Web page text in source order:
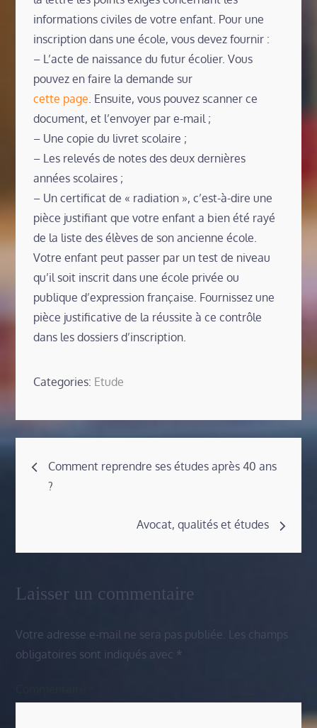
informations civiles de votre enfant. Pour une
inscription dans une école, vous devez fournir :
– L’acte de naissance du futur écolier. Vous
pouvez en faire la demande sur
cette page . Ensuite, vous pouvez scanner ce
document, et l’envoyer par e-mail ;
– Une copie du livret scolaire ;
– Les relevés de notes des deux dernières
années scolaires ;
– Un certificat de « radiation », c’est-à-dire une
pièce justifiant que votre enfant a bien été rayé
de la liste des élèves de son ancienne école.
Votre enfant peut passer par un test de niveau
qu’il soit inscrit dans une école privée ou
publique d’expression française. Fournissez une
pièce justificative de la réussite à ce contrôle
dans les dossiers d’inscription.
Categories: Etude
Navigation
Comment reprendre ses études après 40 ans
?
Avocat, qualités et études
Laisser un commentaire
Votre adresse e-mail ne sera pas publiée.
Les champs
obligatoires sont indiqués avec *